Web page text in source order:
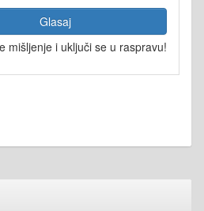
Glasaj
mišljenje i uključi se u raspravu!